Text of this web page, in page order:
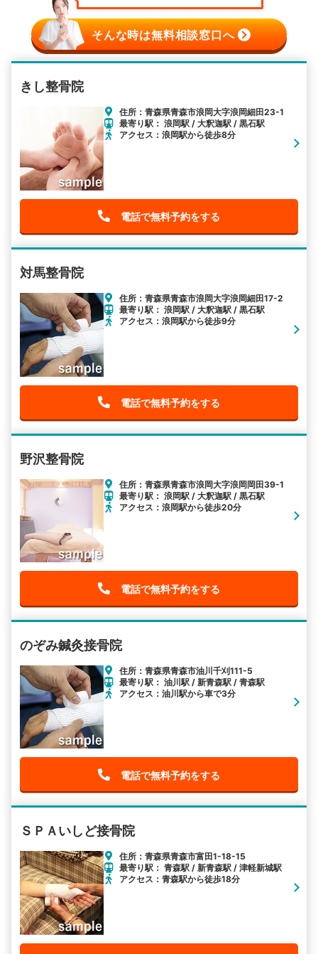
そんな時は無料相談窓口へ
きし整骨院
住所：青森県青森市浪岡大字浪岡細田23-1
最寄り駅： 浪岡駅 / 大釈迦駅 / 黒石駅
アクセス：浪岡駅から徒歩8分
電話で無料予約をする
対馬整骨院
住所：青森県青森市浪岡大字浪岡細田17-2
最寄り駅： 浪岡駅 / 大釈迦駅 / 黒石駅
アクセス：浪岡駅から徒歩9分
電話で無料予約をする
野沢整骨院
住所：青森県青森市浪岡大字浪岡岡田39-1
最寄り駅： 浪岡駅 / 大釈迦駅 / 黒石駅
アクセス：浪岡駅から徒歩20分
電話で無料予約をする
のぞみ鍼灸接骨院
住所：青森県青森市油川千刈111-5
最寄り駅： 油川駅 / 新青森駅 / 青森駅
アクセス：油川駅から車で3分
電話で無料予約をする
ＳＰＡいしど接骨院
住所：青森県青森市富田1-18-15
最寄り駅： 青森駅 / 新青森駅 / 津軽新城駅
アクセス：青森駅から徒歩18分